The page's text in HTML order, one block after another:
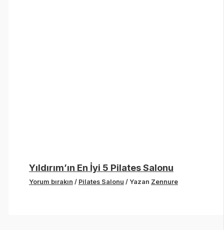
Yıldırım’ın En İyi 5 Pilates Salonu
Yorum bırakın / Pilates Salonu / Yazan Zennure